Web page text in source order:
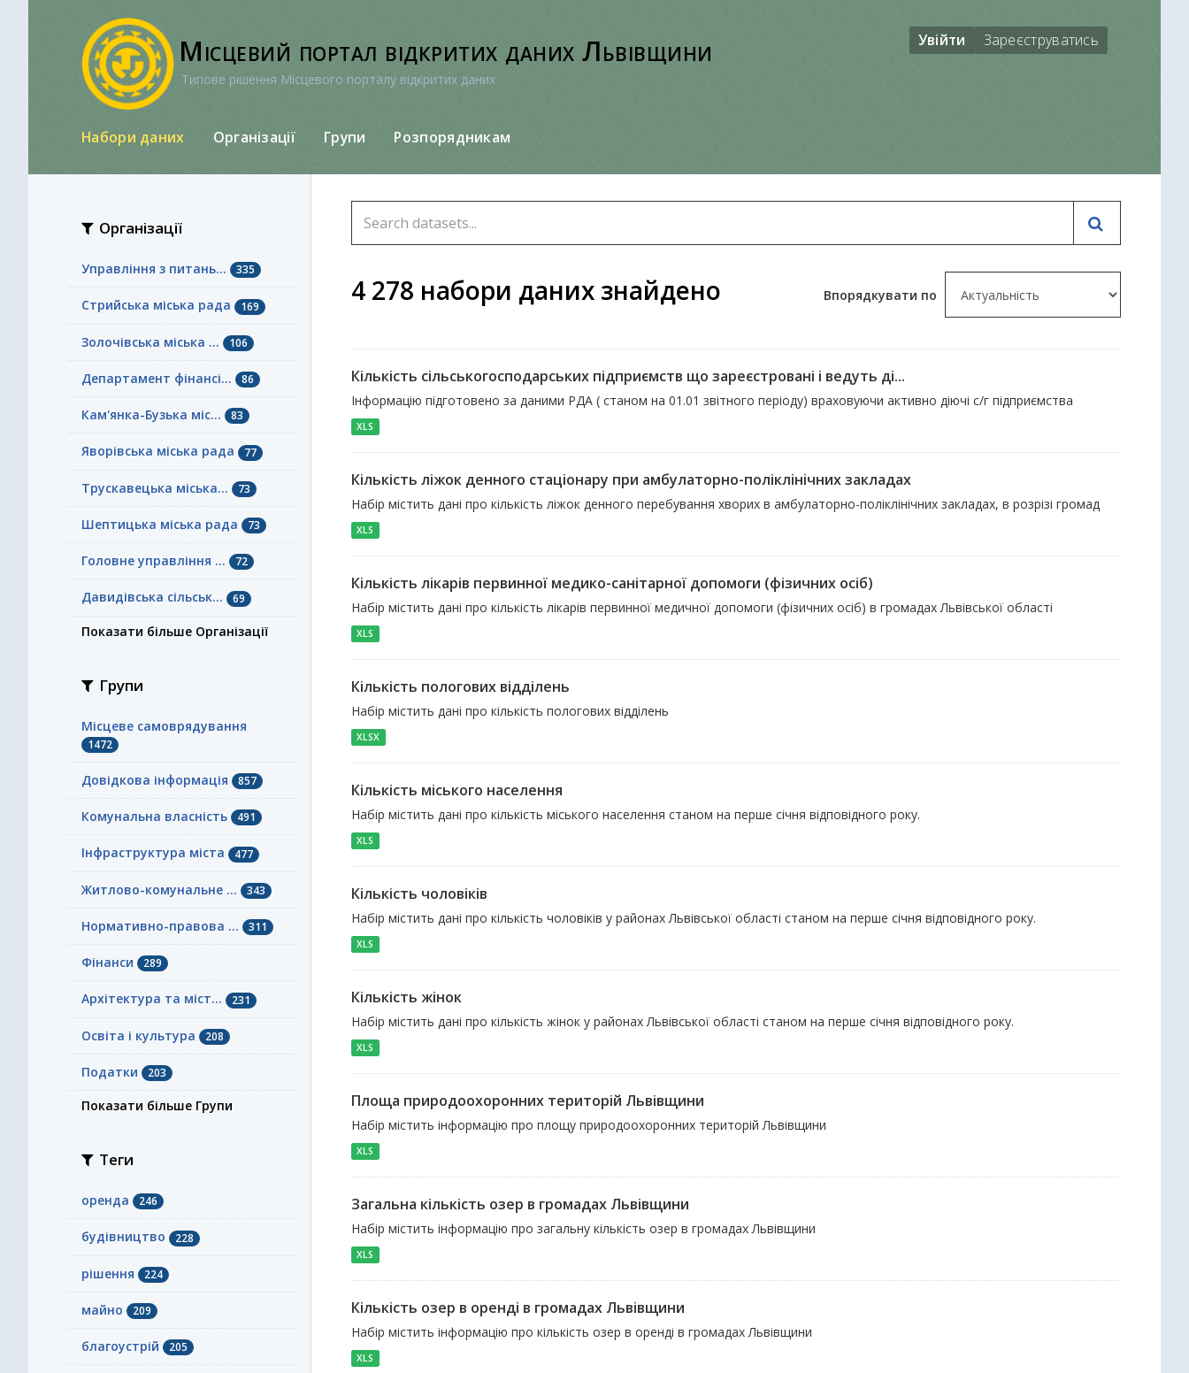
Місцевий портал відкритих даних Львівщини
Типове рішення Місцевого порталу відкритих даних
Увійти Зареєструватись
Набори даних Організації Групи Розпорядникам
Організації
Управління з питань... 335
Стрийська міська рада 169
Золочівська міська ... 106
Департамент фінансі... 86
Кам'янка-Бузька міс... 83
Яворівська міська рада 77
Трускавецька міська... 73
Шептицька міська рада 73
Головне управління ... 72
Давидівська сільськ... 69
Показати більше Організації
Групи
Місцеве самоврядування
1472
Довідкова інформація 857
Комунальна власність 491
Інфраструктура міста 477
Житлово-комунальне ... 343
Нормативно-правова ... 311
Фінанси 289
Архітектура та міст... 231
Освіта і культура 208
Податки 203
Показати більше Групи
Теги
оренда 246
будівництво 228
рішення 224
майно 209
благоустрій 205
Впорядкувати по
4 278 набори даних знайдено
Кількість сільськогосподарських підприємств що зареєстровані і ведуть ді...
Інформацію підготовено за даними РДА ( станом на 01.01 звітного періоду) враховуючи активно діючі с/г підприємства
XLS
Кількість ліжок денного стаціонару при амбулаторно-поліклінічних закладах
Набір містить дані про кількість ліжок денного перебування хворих в амбулаторно-поліклінічних закладах, в розрізі громад
XLS
Кількість лікарів первинної медико-санітарної допомоги (фізичних осіб)
Набір містить дані про кількість лікарів первинної медичної допомоги (фізичних осіб) в громадах Львівської області
XLS
Кількість пологових відділень
Набір містить дані про кількість пологових відділень
XLSX
Кількість міського населення
Набір містить дані про кількість міського населення станом на перше січня відповідного року.
XLS
Кількість чоловіків
Набір містить дані про кількість чоловіків у районах Львівської області станом на перше січня відповідного року.
XLS
Кількість жінок
Набір містить дані про кількість жінок у районах Львівської області станом на перше січня відповідного року.
XLS
Площа природоохоронних територій Львівщини
Набір містить інформацію про площу природоохоронних територій Львівщини
XLS
Загальна кількість озер в громадах Львівщини
Набір містить інформацію про загальну кількість озер в громадах Львівщини
XLS
Кількість озер в оренді в громадах Львівщини
Набір містить інформацію про кількість озер в оренді в громадах Львівщини
XLS